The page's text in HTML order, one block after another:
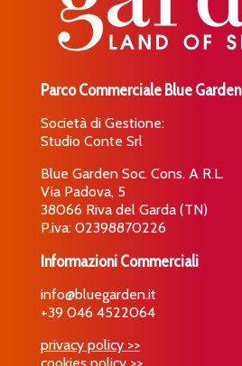
Parco Commerciale Blue Garden
Società di Gestione:
Studio Conte Srl
Blue Garden Soc. Cons. A R.L.
Via Padova, 5
38066 Riva del Garda (TN)
P.iva: 02398870226
Informazioni Commerciali
info@bluegarden.it
+39 046 4522064
privacy policy >>